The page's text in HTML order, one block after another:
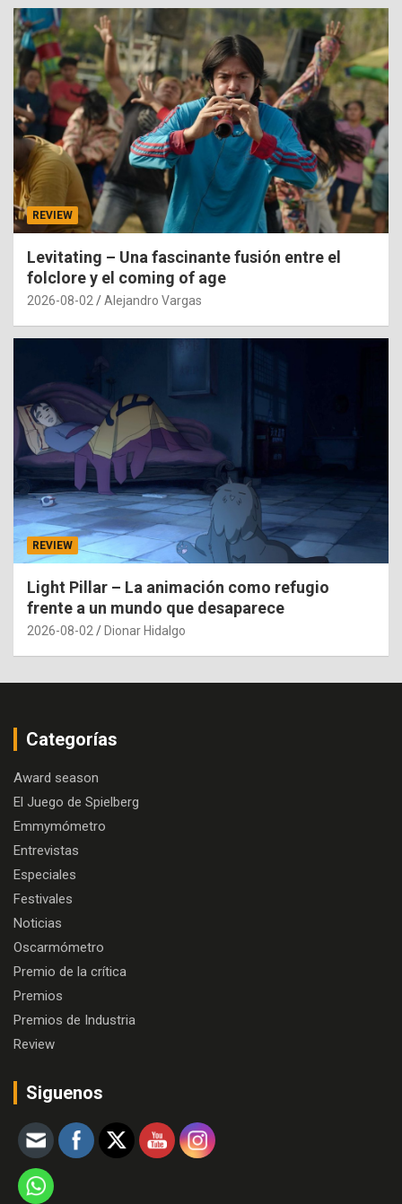
REVIEW
Levitating – Una fascinante fusión entre el
folclore y el coming of age
2026-08-02 Alejandro Vargas
REVIEW
Light Pillar – La animación como refugio
frente a un mundo que desaparece
2026-08-02 Dionar Hidalgo
Categorías
Award season
El Juego de Spielberg
Emmymómetro
Entrevistas
Especiales
Festivales
Noticias
Oscarmómetro
Premio de la crítica
Premios
Premios de Industria
Review
Siguenos